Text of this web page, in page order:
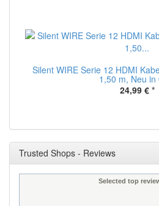
Silent WIRE Serie 12 HDMI
1,50 m, Neu in
24,99 € *
Trusted Shops - Reviews
Selected top